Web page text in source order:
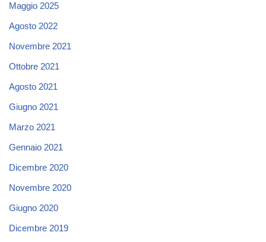
Maggio 2025
Agosto 2022
Novembre 2021
Ottobre 2021
Agosto 2021
Giugno 2021
Marzo 2021
Gennaio 2021
Dicembre 2020
Novembre 2020
Giugno 2020
Dicembre 2019